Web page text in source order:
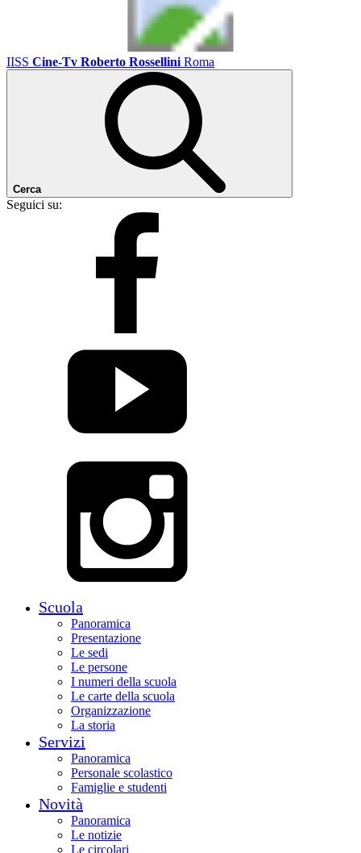
IISS Cine-Tv Roberto Rossellini Roma
Cerca
Seguici su:
Scuola
Panoramica
Presentazione
Le sedi
Le persone
I numeri della scuola
Le carte della scuola
Organizzazione
La storia
Servizi
Panoramica
Personale scolastico
Famiglie e studenti
Novità
Panoramica
Le notizie
Le circolari